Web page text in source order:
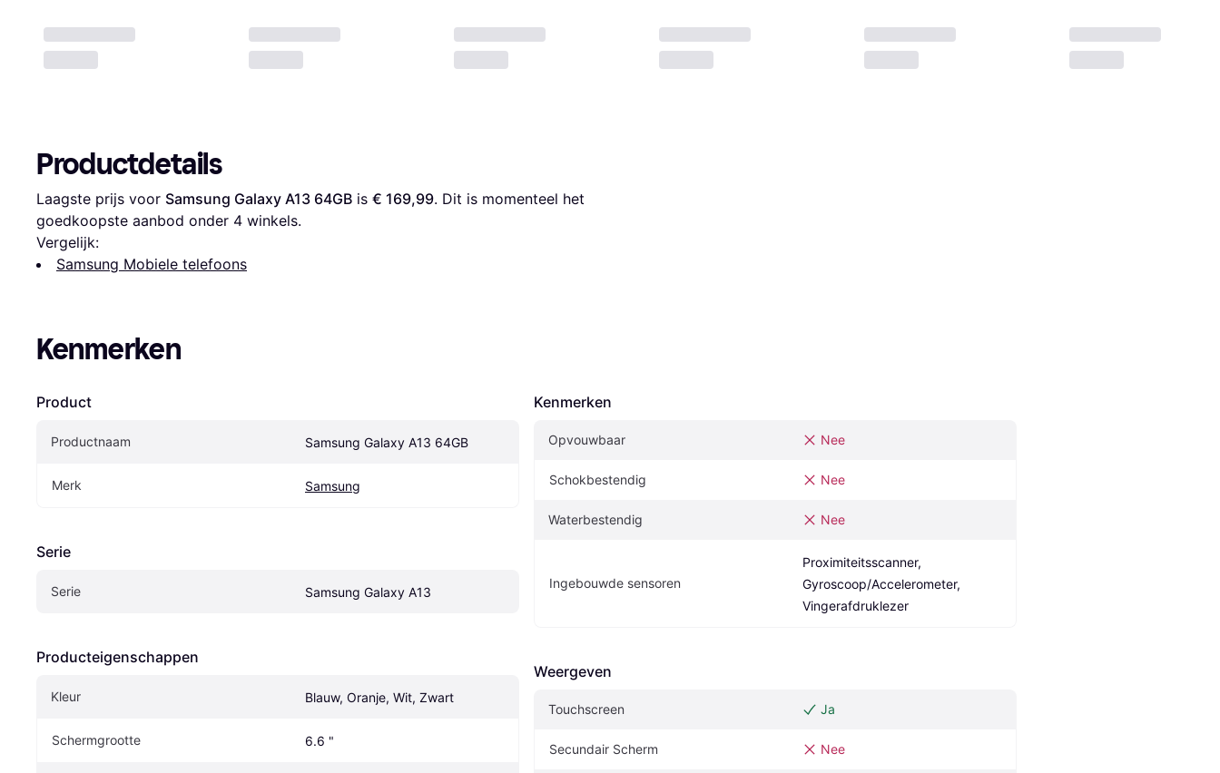
Productdetails
Laagste prijs voor Samsung Galaxy A13 64GB is € 169,99. Dit is momenteel het
goedkoopste aanbod onder 4 winkels.
Vergelijk:
Samsung Mobiele telefoons
Kenmerken
Product
Productnaam Samsung Galaxy A13 64GB
Merk Samsung
Serie
Serie Samsung Galaxy A13
Producteigenschappen
Kleur Blauw, Oranje, Wit, Zwart
Schermgrootte 6.6 "
Kenmerken
Opvouwbaar Nee
Schokbestendig Nee
Waterbestendig Nee
Ingebouwde sensoren
Proximiteitsscanner,
Gyroscoop/Accelerometer,
Vingerafdruklezer
Weergeven
Touchscreen Ja
Secundair Scherm Nee